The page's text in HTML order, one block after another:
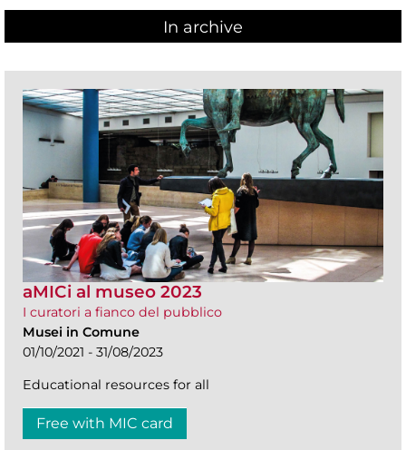
In archive
aMICi al museo 2023
I curatori a fianco del pubblico
Musei in Comune
01/10/2021 - 31/08/2023
Educational resources for all
Free with MIC card